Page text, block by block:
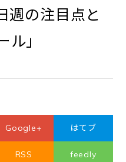
の注目点と
ル」
Google+ はてブ
RSS feedly